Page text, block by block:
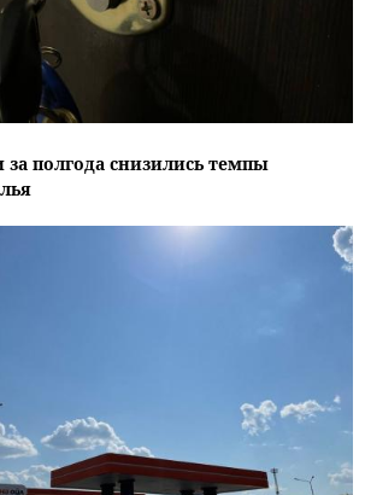
за полгода снизились темпы